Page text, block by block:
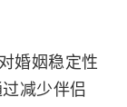
婚姻稳定性
减少伴侣